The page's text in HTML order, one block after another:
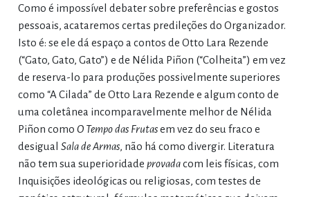
Como é impossível debater sobre preferências e gostos
pessoais, acataremos certas predileções do Organizador.
Isto é: se ele dá espaço a contos de Otto Lara Rezende
(“Gato, Gato, Gato”) e de Nélida Piñon (“Colheita”) em vez
de reserva-lo para produções possivelmente superiores
como “A Cilada” de Otto Lara Rezende e algum conto de
uma coletânea incomparavelmente melhor de Nélida
Piñon como O Tempo das Frutasem vez do seu fraco e
desigual Sala de Armas, não há como divergir. Literatura
não tem sua superioridade provadacom leis físicas, com
Inquisições ideológicas ou religiosas, com testes de